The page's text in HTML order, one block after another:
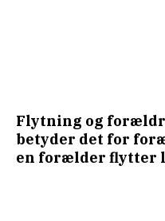
Flytning og
betyder det for
en forælder flytter